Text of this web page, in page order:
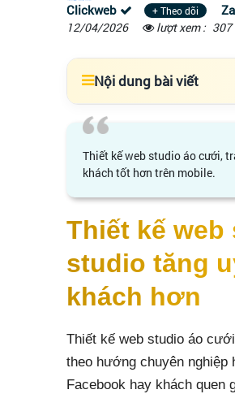
Clickweb + Theo dõi
12/04/2026 lượt xem : 307
Nội dung bài viết
Thiết kế web studio áo cưới,
khách tốt hơn trên mobile.
Thiết kế
studio tăng
khách hơn
Thiết kế web studio áo
theo hướng chuyên nghiệp
Facebook hay khách